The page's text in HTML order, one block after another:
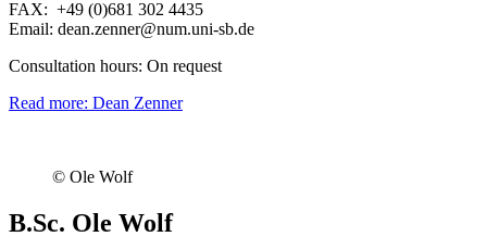
FAX: +49 (0)681 302 4435
Email: dean.zenner@num.uni-sb.de
Consultation hours: On request
Read more: Dean Zenner
© Ole Wolf
B.Sc. Ole Wolf